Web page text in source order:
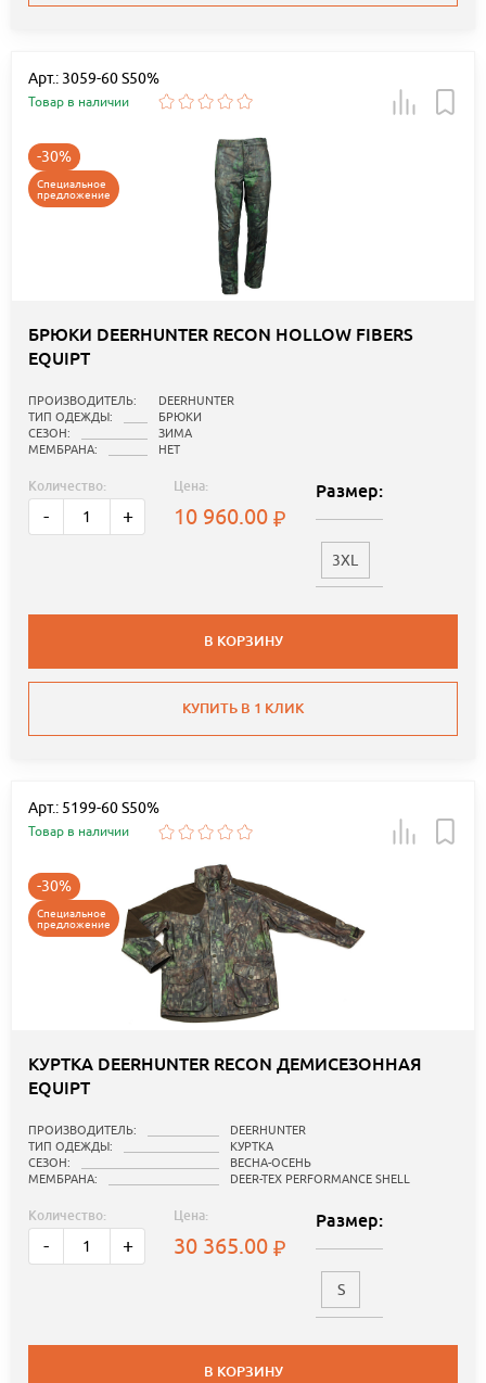
Арт.: 3059-60 S50%
Товар в наличии
-30%
Специальное
предложение
БРЮКИ DEERHUNTER RECON HOLLOW FIBERS
EQUIPT
ПРОИЗВОДИТЕЛЬ:
DEERHUNTER
ТИП ОДЕЖДЫ:
БРЮКИ
СЕЗОН:
ЗИМА
МЕМБРАНА:
НЕТ
Количество:
- +
Цена:
10 960.00
Размер:
3XL
В КОРЗИНУ
КУПИТЬ В 1 КЛИК
Арт.: 5199-60 S50%
Товар в наличии
-30%
Специальное
предложение
КУРТКА DEERHUNTER RECON ДЕМИСЕЗОННАЯ
EQUIPT
ПРОИЗВОДИТЕЛЬ:
DEERHUNTER
ТИП ОДЕЖДЫ:
КУРТКА
СЕЗОН:
ВЕСНА-ОСЕНЬ
МЕМБРАНА:
DEER-TEX PERFORMANCE SHELL
Количество:
- +
Цена:
30 365.00
Размер:
S
В КОРЗИНУ